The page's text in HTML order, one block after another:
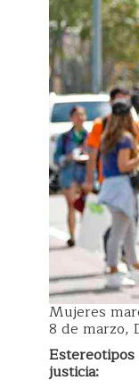
Mujeres
8 de marzo,
justicia: